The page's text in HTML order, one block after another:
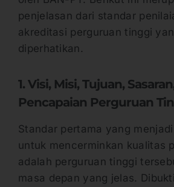
penjelasan dari standar
akreditasi perguruan tinggi
diperhatikan.
1. Visi, Misi, Tujuan,
Pencapaian Perguruan
Standar pertama yang
untuk mencerminkan kualitas
adalah perguruan tinggi
masa depan yang jelas.